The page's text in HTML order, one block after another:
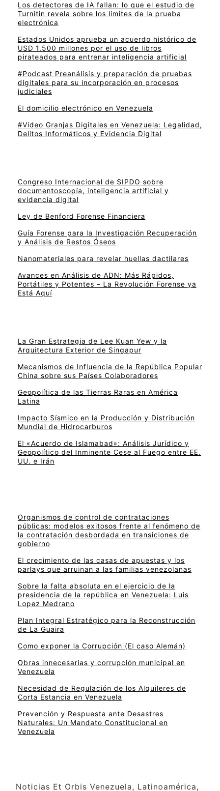
Los detectores de IA fallan: lo que el estudio de
Turnitin revela sobre los límites de la prueba
electrónica
Estados Unidos aprueba un acuerdo histórico de
USD 1.500 millones por el uso de libros
pirateados para entrenar inteligencia artificial
#Podcast Preanálisis y preparación de pruebas
digitales para su incorporación en procesos
judiciales
El domicilio electrónico en Venezuela
#Video Granjas Digitales en Venezuela: Legalidad,
Delitos Informáticos y Evidencia Digital
Congreso Internacional de SIPDO sobre
documentoscopía, inteligencia artificial y
evidencia digital
Ley de Benford Forense Financiera
Guía Forense para la Investigación Recuperación
y Análisis de Restos Óseos
Nanomateriales para revelar huellas dactilares
Avances en Análisis de ADN: Más Rápidos,
Portátiles y Potentes – La Revolución Forense ya
Está Aquí
La Gran Estrategia de Lee Kuan Yew y la
Arquitectura Exterior de Singapur
Mecanismos de Influencia de la República Popular
China sobre sus Países Colaboradores
Geopolítica de las Tierras Raras en América
Latina
Impacto Sísmico en la Producción y Distribución
Mundial de Hidrocarburos
El «Acuerdo de Islamabad»: Análisis Jurídico y
Geopolítico del Inminente Cese al Fuego entre EE.
UU. e Irán
Organismos de control de contrataciones
públicas: modelos exitosos frente al fenómeno de
la contratación desbordada en transiciones de
gobierno
El crecimiento de las casas de apuestas y los
parlays que arruinan a las familias venezolanas
Sobre la falta absoluta en el ejercicio de la
presidencia de la república en Venezuela: Luis
Lopez Medrano
Plan Integral Estratégico para la Reconstrucción
de La Guaira
Como exponer la Corrupción (El caso Alemán)
Obras innecesarias y corrupción municipal en
Venezuela
Necesidad de Regulación de los Alquileres de
Corta Estancia en Venezuela
Prevención y Respuesta ante Desastres
Naturales: Un Mandato Constitucional en
Venezuela
Noticias Et Orbis Venezuela, Latinoamérica,